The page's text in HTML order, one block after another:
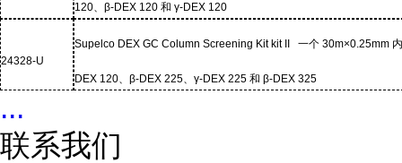
120、 β-DEX 120 和 γ-DEX 120
24328-U
Supelco DEX GC Column Screening Kit kit II 一个 30m×0.25mm
DEX 120、 β-DEX 225、 γ-DEX 225 和 β-DEX 325
...
联系我们